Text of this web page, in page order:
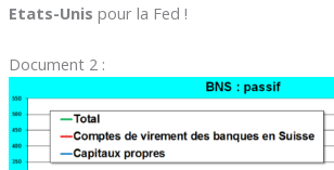
Etats-Unis pour la Fed !
Document 2 :